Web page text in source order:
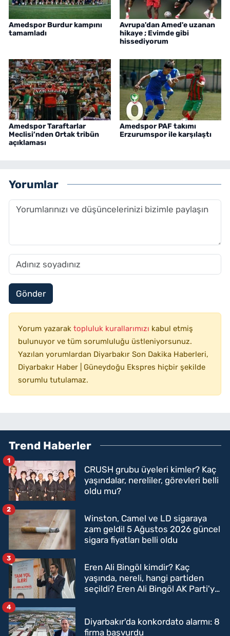
Amedspor Burdur kampını
tamamladı
Avrupa'dan Amed'e uzanan
hikaye ; Evimde gibi
hissediyorum
Amedspor Taraftarlar
Meclisi’nden Ortak tribün
açıklaması
Amedspor PAF takımı
Erzurumspor ile karşılaştı
Yorumlar
Gönder
Yorum yazarak topluluk kurallarımızı kabul etmiş
bulunuyor ve tüm sorumluluğu üstleniyorsunuz.
Yazılan yorumlardan Diyarbakır Son Dakika Haberleri,
Diyarbakır Haber | Güneydoğu Ekspres hiçbir şekilde
sorumlu tutulamaz.
Trend Haberler
CRUSH grubu üyeleri kimler? Kaç
yaşındalar, nereliler, görevleri belli
oldu mu?
1
Winston, Camel ve LD sigaraya
zam geldi! 5 Ağustos 2026 güncel
sigara fiyatları belli oldu
2
Eren Ali Bingöl kimdir? Kaç
yaşında, nereli, hangi partiden
seçildi? Eren Ali Bingöl AK Parti'ye
3
Diyarbakır'da konkordato alarmı: 8
firma başvurdu
4